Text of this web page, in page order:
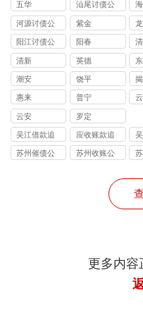
五华
汕尾讨债公
司
河源讨债公
司
紫金 龙
阳江讨债公
司
阳春
司
清新 英德
司
潮安 饶平
司
惠来 普宁
云安 罗定
吴江借款追
讨
应收账款追
讨
苏州催债公
苏州收账公
更多内